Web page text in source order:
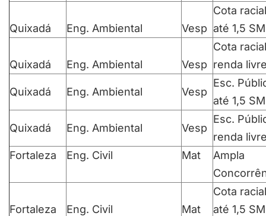
Quixadá Eng. Ambiental Vesp
Cota racial
até 1,5 SM
Quixadá Eng. Ambiental Vesp
Cota racial
renda
Quixadá Eng. Ambiental Vesp
Esc.
até 1,5 SM
Quixadá Eng. Ambiental Vesp
Esc.
renda
Fortaleza
Eng. Civil Mat
Ampla
Fortaleza Eng. Civil Mat
Cota racial
até 1,5 SM